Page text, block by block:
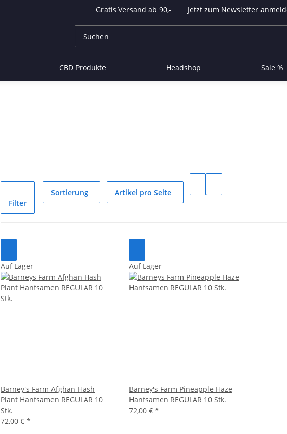
Gratis Versand ab 90,- Jetzt zum Newsletter
CBD Produkte Headshop Sale %
Filter
Sortierung Artikel pro Seite
Auf Lager
Barney's Farm Afghan Hash
Plant Hanfsamen REGULAR 10
Stk.
72,00 € *
Auf Lager
Barney's Farm Pineapple Haze
Hanfsamen REGULAR 10 Stk.
72,00 € *